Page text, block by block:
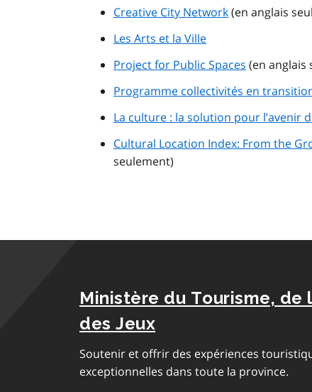
Creative City Network(en anglais
Les Arts et la Ville
Project for Public Spaces (en anglais
Programme collectivités en
La culture : la solution pour l’avenir
Cultural Location Index: From the
seulement)
Ministère du Tourisme, de
des Jeux
Soutenir et offrir des expériences
exceptionnelles dans toute la province.